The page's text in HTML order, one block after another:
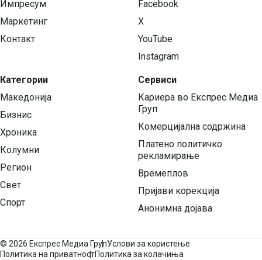
Импресум
Маркетинг
Контакт
Категории
Македонија
Бизнис
Хроника
Колумни
Регион
Свет
Спорт
Facebook
X
YouTube
Instagram
Сервиси
Кариера во Експрес Медиа
Груп
Комерцијална содржина
Платено политичко
рекламирање
Времеплов
Пријави корекција
Анонимна дојава
© 2026 Експрес Медиа ГрупУслови за користење
Политика на приватностПолитика за колачиња